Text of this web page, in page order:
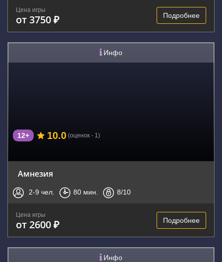
Цена игры
от 3750 ₽ Подробнее
Инфо
12+ 10.0 (оценок - 1)
Амнезия
2-9 чел. 80 мин. 8/10
Цена игры
от 2600 ₽ Подробнее
Инфо